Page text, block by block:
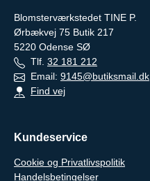
Blomsterværkstedet TINE P.
Ørbækvej 75 Butik 217
5220 Odense SØ
Tlf. 32 181 212
Email: 9145@butiksmail.dk
Find vej
Kundeservice
Cookie og Privatlivspolitik
Handelsbetingelser